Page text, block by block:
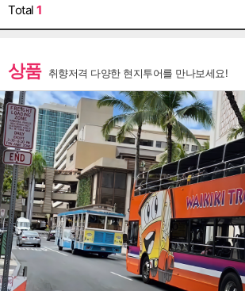
Total 1
상품 취향저격 다양한 현지투어를 만나보세요!